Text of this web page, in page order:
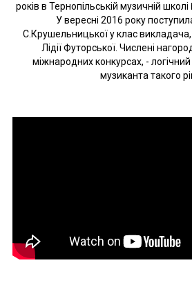
років в Тернопільській музичній
У вересні 2016 року
С.Крушельницької у клас
Лідії Футорської. Числені
міжнародних конкурсах, -
музиканта такого